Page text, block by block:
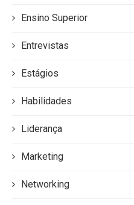
Ensino Superior
Entrevistas
Estágios
Habilidades
Liderança
Marketing
Networking